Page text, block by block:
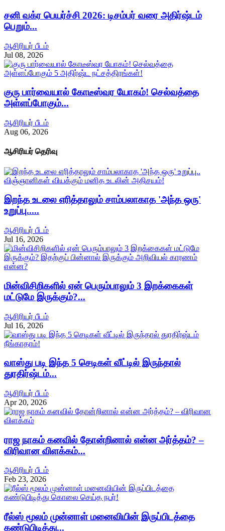
சனி வக்ர பெயர்ச்சி 2026: டிசம்பர் வரை அதிர்ஷ்டம்
பெறும்...
ஆசிரியர் பீடம்
Jul 08, 2026
குரு பார்வையால் கோடீஸ்வர யோகம்! செல்வத்தை
அள்ளப்போகும்...
ஆசிரியர் பீடம்
Aug 06, 2026
ஆசிரியர் தெரிவு
இறந்த உடலை எரித்தாலும் சாம்பலாகாத 'அந்த ஒரு'
உறுப்பு.....
ஆசிரியர் பீடம்
Jul 16, 2026
மின்விசிறிகளில் ஏன் பெரும்பாலும் 3 இறக்கைகள்
மட்டுமே இருக்கும்?...
ஆசிரியர் பீடம்
Jul 16, 2026
வாஸ்து படி இந்த 5 செடிகள் வீட்டில் இருந்தால்
துரதிர்ஷ்டம்...
ஆசிரியர் பீடம்
Apr 20, 2026
ராஜ நாகம் கனவில் தோன்றினால் என்ன அர்த்தம்? –
விரிவான விளக்கம்...
ஆசிரியர் பீடம்
Feb 23, 2026
ரீல்ஸ் மூலம் முன்னாள் மனைவியின் இருப்பிடத்தை
கண்டுபிடித்து...